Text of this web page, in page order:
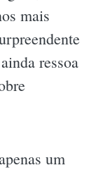
mais
ressoa
um